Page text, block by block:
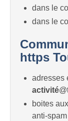
dans le
dans le
https
adresses
activité
boites
anti-spam